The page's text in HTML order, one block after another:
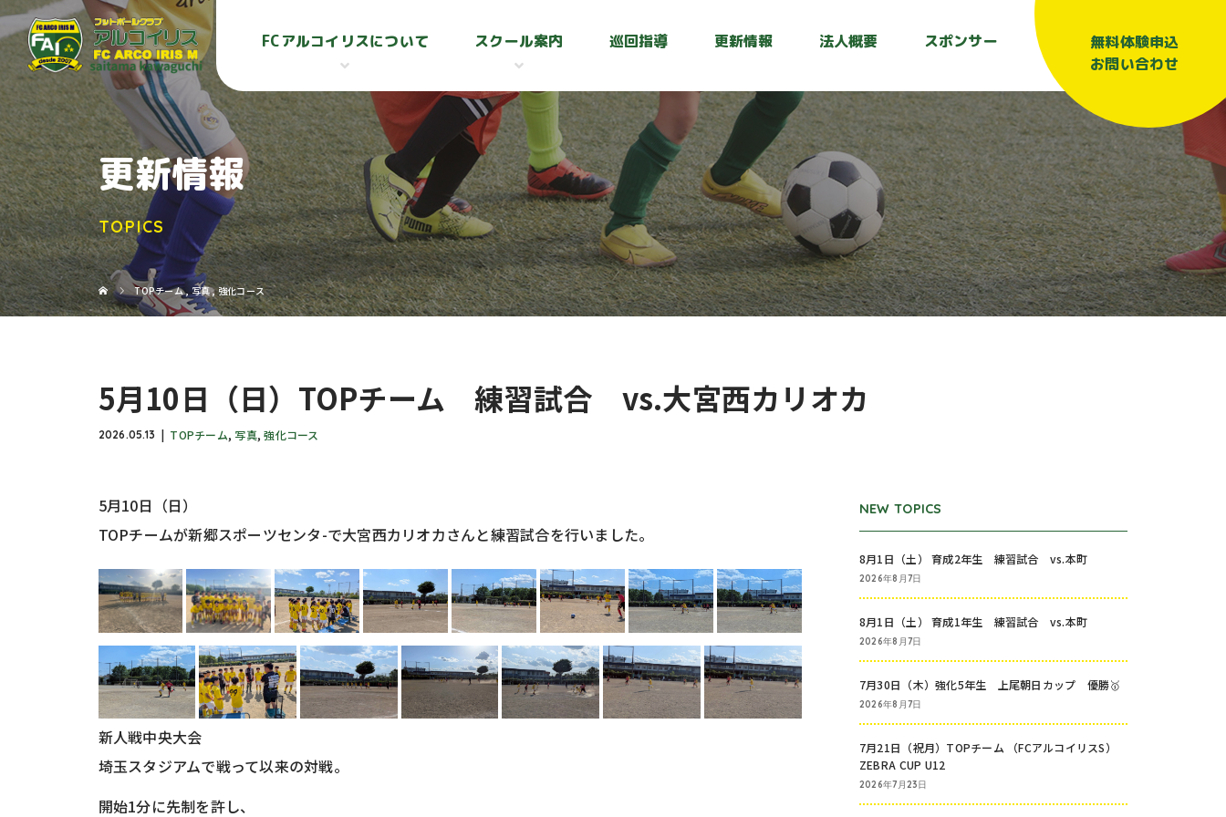
FCアルコイリスについて スクール案内 巡回指導 更新情報 法人概要 スポンサー
無料体験申込
お問い合わせ
更新情報
TOPICS
TOPチーム,写真,強化コース
5月10日（日）TOPチーム 練習試合 vs.大宮西カリオカ
2026.05.13 TOPチーム, 写真,強化コース
5月10日（日）
TOPチームが新郷スポーツセンタ-で大宮西カリオカさんと練習試合を行いました。
新人戦中央大会
埼玉スタジアムで戦って以来の対戦。
開始1分に先制を許し、
NEW TOPICS
8月1日（土） 育成2年生 練習試合 vs.本町
2026年8月7日
8月1日（土） 育成1年生 練習試合 vs.本町
2026年8月7日
7月30日（木）強化5年生 上尾朝日カップ 優勝🥇
2026年8月7日
7月21日（祝月）TOPチーム （FCアルコイリスS）
ZEBRA CUP U12
2026年7月23日